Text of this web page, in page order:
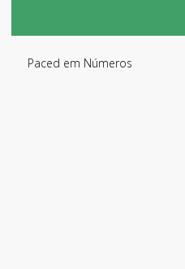
Paced em Números